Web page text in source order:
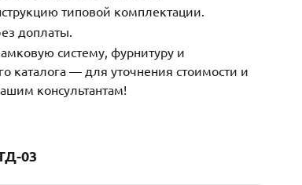
типовой комплектации.
доплаты.
систему, фурнитуру и
каталога — для уточнения стоимости и
консультантам!
03